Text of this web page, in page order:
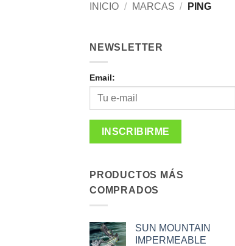
INICIO / MARCAS / PING
NEWSLETTER
Email:
PRODUCTOS MÁS
COMPRADOS
SUN MOUNTAIN
IMPERMEABLE